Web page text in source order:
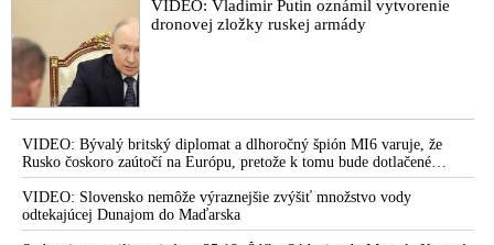
VIDEO: Vladimir Putin oznámil vytvorenie
dronovej zložky ruskej armády
VIDEO: Bývalý britský diplomat a dlhoročný špión MI6 varuje, že
Rusko čoskoro zaútočí na Európu, pretože k tomu bude dotlačené
rovnako, ako bolo dotlačené k invázii na Ukrajinu v roku 2022.
Zelenskyj medzitým v Kyjeve naliehal na zhromaždených diplomatov,
aby vo svete zháňali energie pre Ukrajinu na zimu. Putin vraj bude
mobilizovať a vojna sa do zimy pravdepodobne neskončí
VIDEO: Slovensko nemôže výraznejšie zvýšiť množstvo vody
odtekajúcej Dunajom do Maďarska